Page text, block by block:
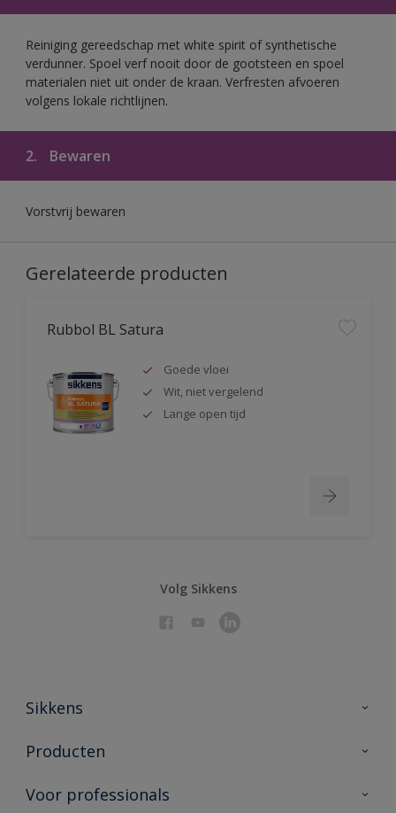
Reiniging gereedschap met white spirit of synthetische
verdunner. Spoel verf nooit door de gootsteen en spoel
materialen niet uit onder de kraan. Verfresten afvoeren
volgens lokale richtlijnen.
2. Bewaren
Vorstvrij bewaren
Gerelateerde producten
Rubbol BL Satura
Goede vloei
Wit, niet vergelend
Lange open tijd
Volg Sikkens
Sikkens
Over Sikkens
Duurzaamheid
Producten
Producten voor binnen
Voor professionals